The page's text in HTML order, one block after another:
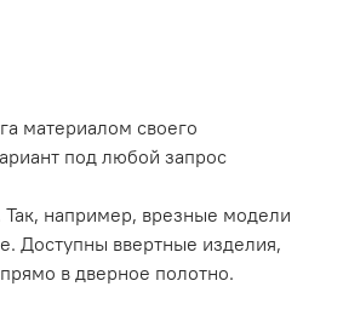
материалом своего
под любой запрос
например, врезные модели
Доступны ввертные изделия,
в дверное полотно.